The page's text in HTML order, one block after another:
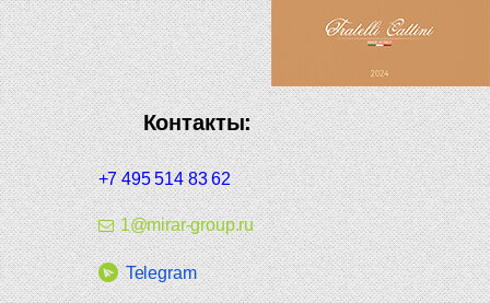
Контакты:
+7 495 514 83 62
1@mirar-group.ru
Telegram